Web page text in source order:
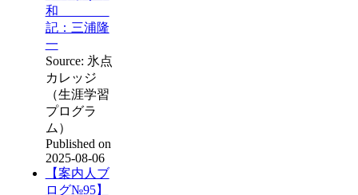
和
記：三浦隆
一
Source: 氷点
カレッジ
（生涯学習
プログラ
ム）
Published on
2025-08-06
【案内人ブ
ログ№95】